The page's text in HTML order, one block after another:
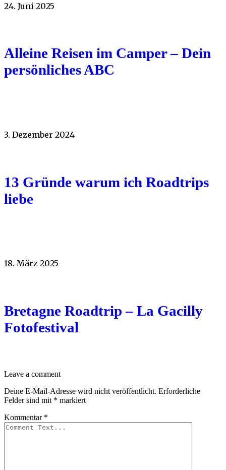
24. Juni 2025
Alleine Reisen im Camper – Dein
persönliches ABC
3. Dezember 2024
13 Gründe warum ich Roadtrips
liebe
18. März 2025
Bretagne Roadtrip – La Gacilly
Fotofestival
Leave a comment
Deine E-Mail-Adresse wird nicht veröffentlicht. Erforderliche
Felder sind mit * markiert
Kommentar *